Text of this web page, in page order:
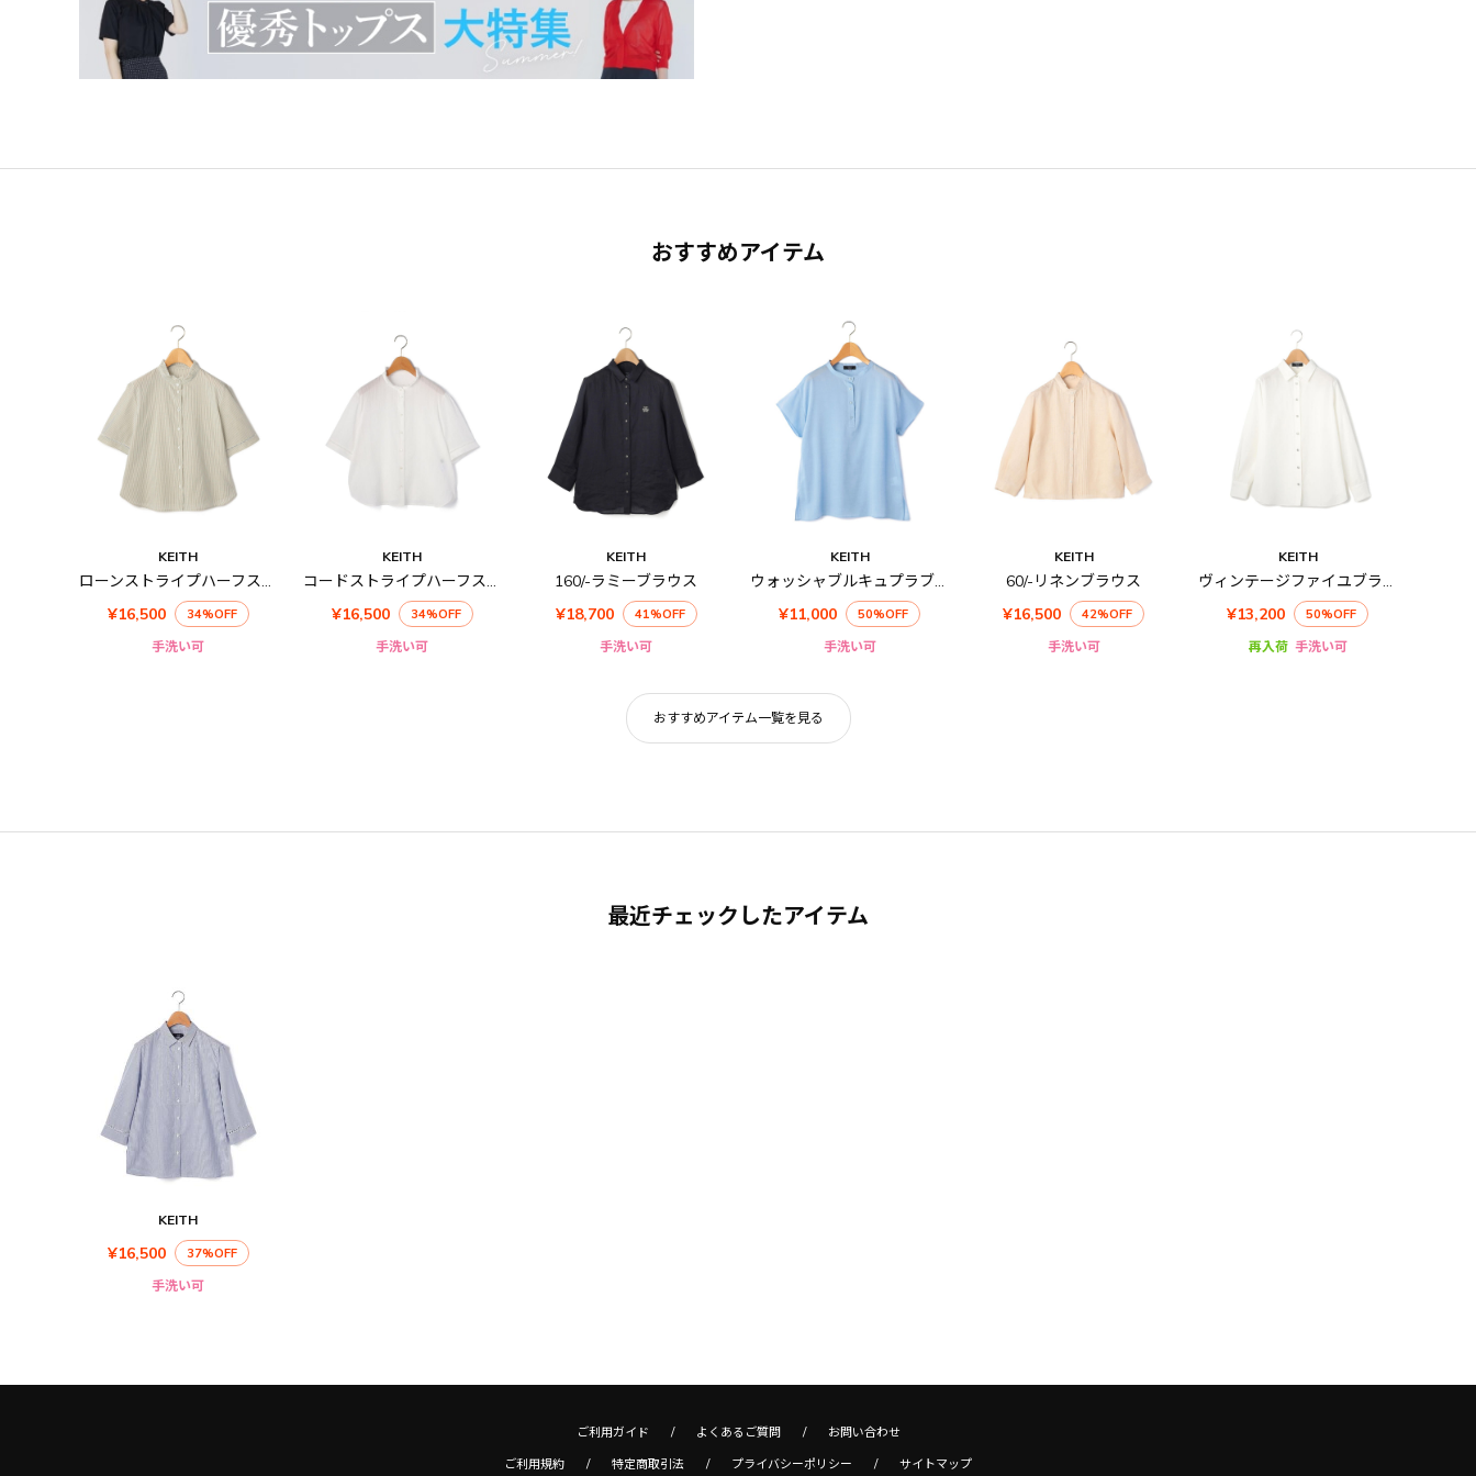
おすすめアイテム
KEITH
ローンストライプハーフスリーブブラウス
¥16,500
34%OFF
手洗い可
KEITH
コードストライプハーフスリーブブラウス
¥16,500
34%OFF
手洗い可
KEITH
160/-ラミーブラウス
¥18,700
41%OFF
手洗い可
KEITH
ウォッシャブルキュプラブラウス
¥11,000
50%OFF
手洗い可
KEITH
60/-リネンブラウス
¥16,500
42%OFF
手洗い可
KEITH
ヴィンテージファイユブラウス
¥13,200
50%OFF
再入荷 手洗い可
おすすめアイテム一覧を見る
最近チェックしたアイテム
KEITH
¥16,500 37%OFF
手洗い可
ご利用ガイド よくあるご質問 お問い合わせ
ご利用規約 特定商取引法 プライバシーポリシー サイトマップ